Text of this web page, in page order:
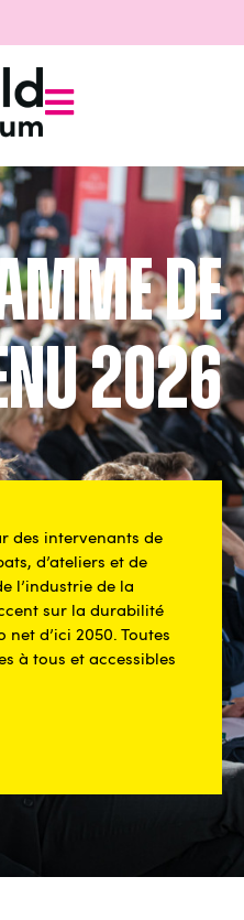
de
2026
des intervenants de
d’ateliers et de
l’industrie de la
sur la durabilité
d’ici 2050. Toutes
à tous et accessibles